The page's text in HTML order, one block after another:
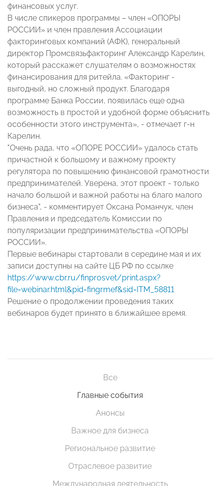
финансовых услуг.
В числе спикеров программы – член «ОПОРЫ
РОССИИ» и член правления Ассоциации
факторинговых компаний (АФК), генеральный
директор Промсвязьфакторинг Александр Карелин,
который расскажет слушателям о возможностях
финансирования для ритейла. «Факторинг -
выгодный, но сложный продукт. Благодаря
программе Банка России, появилась еще одна
возможность в простой и удобной форме объяснить
особенности этого инструмента», - отмечает г-н
Карелин.
"Очень рада, что «ОПОРЕ РОССИИ» удалось стать
причастной к большому и важному проекту
регулятора по повышению финансовой грамотности
предпринимателей. Уверена, этот проект - только
начало большой и важной работы на благо малого
бизнеса", - комментирует Оксана Романчук, член
Правления и председатель Комиссии по
популяризации предпринимательства «ОПОРЫ
РОССИИ».
Первые вебинары стартовали в середине мая и их
записи доступны на сайте ЦБ РФ по ссылке
https://www.cbr.ru/finprosvet/print.aspx?
file=webinar.html&pid=fingrmef&sid=ITM_58811
Решение о продолжении проведения таких
вебинаров будет принято в ближайшее время.
Все
Главные события
Анонсы
Важное для бизнеса
Региональное развитие
Отраслевое развитие
Международная деятельность